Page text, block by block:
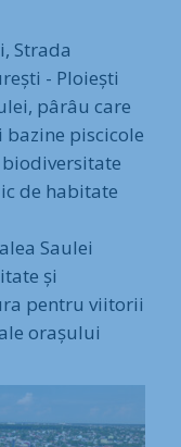
Strada
- Ploiești
pârâu care
bazine piscicole
de habitate
Saulei
și
pentru viitorii
orașului